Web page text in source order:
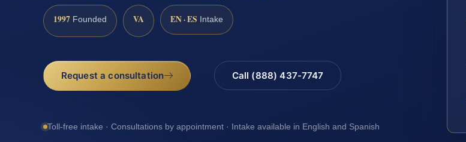
1997 Founded VA EN · ES Intake
Request a consultation Call (888) 437-7747
Toll-free intake · Consultations by appointment · Intake available in English and Spanish